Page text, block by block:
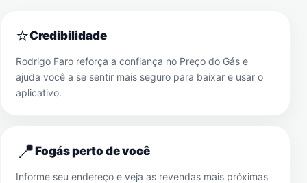
⭐Credibilidade
Rodrigo Faro reforça a confiança no Preço do Gás e
ajuda você a se sentir mais seguro para baixar e usar o
aplicativo.
📍Fogás perto de você
Informe seu endereço e veja as revendas mais próximas